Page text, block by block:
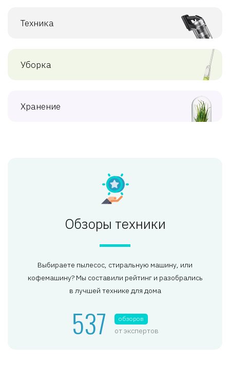
Техника
Уборка
Хранение
Обзоры техники
Выбираете пылесос, стиральную машину, или
кофемашину? Мы составили рейтинг и разобрались
в лучшей технике для дома
537 обзоров
от экспертов